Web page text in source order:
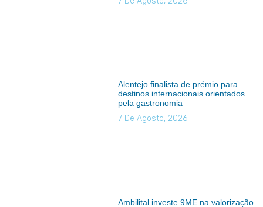
Alentejo finalista de prémio para
destinos internacionais orientados
pela gastronomia
7 De Agosto, 2026
Ambilital investe 9ME na valorização